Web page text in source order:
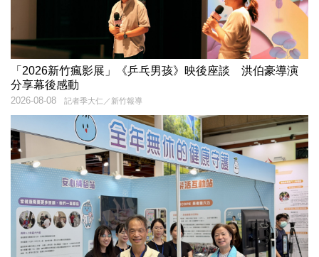
「2026新竹瘋影展」《乒乓男孩》映後座談 洪伯豪導演
分享幕後感動
記者季大仁／新竹報導
2026-08-08